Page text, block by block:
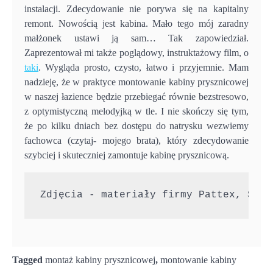
instalacji. Zdecydowanie nie porywa się na kapitalny
remont. Nowością jest kabina. Mało tego mój zaradny
małżonek ustawi ją sam… Tak zapowiedział.
Zaprezentował mi także poglądowy, instruktażowy film, o
taki. Wygląda prosto, czysto, łatwo i przyjemnie. Mam
nadzieję, że w praktyce montowanie kabiny prysznicowej
w naszej łazience będzie przebiegać równie bezstresowo,
z optymistyczną melodyjką w tle. I nie skończy się tym,
że po kilku dniach bez dostępu do natrysku wezwiemy
fachowca (czytaj- mojego brata), który zdecydowanie
szybciej i skuteczniej zamontuje kabinę prysznicową.
Zdjęcia - materiały firmy Pattex,
Tagged montaż kabiny prysznicowej, montowanie kabiny